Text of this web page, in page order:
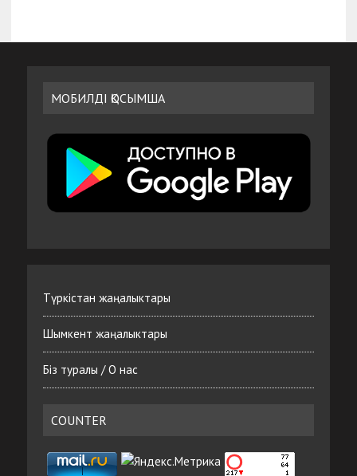
МОБИЛДІ ҚОСЫМША
Түркістан жаңалыктары
Шымкент жаңалыктары
Біз туралы / О нас
COUNTER